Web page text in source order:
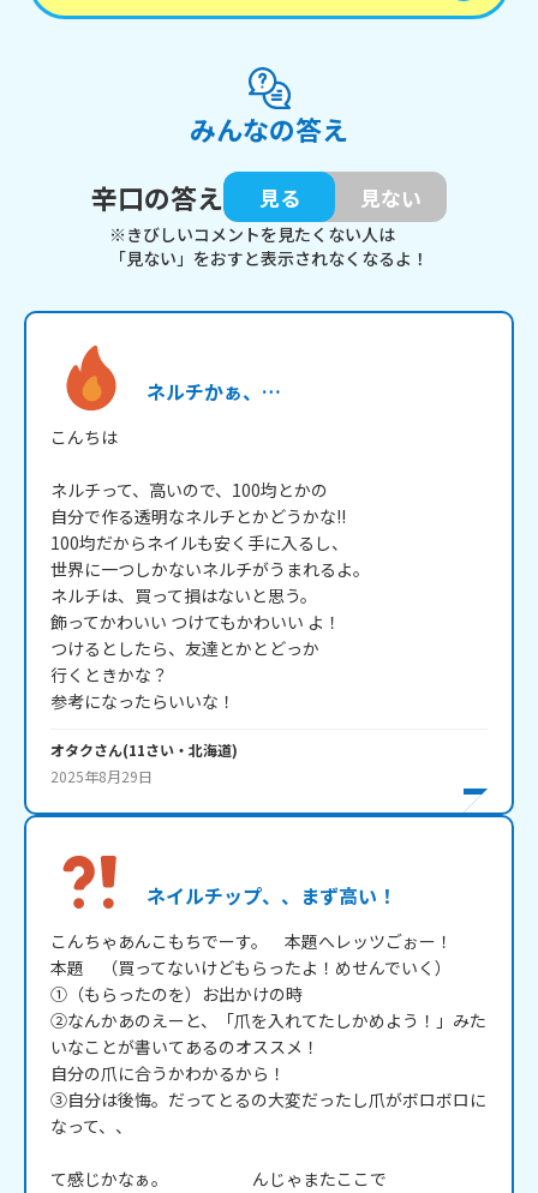
みんなの答え
辛口の答え
見る 見ない
※きびしいコメントを見たくない人は
「見ない」をおすと表示されなくなるよ！
ネルチかぁ、…
こんちは
ネルチって、高いので、100均とかの
自分で作る透明なネルチとかどうかな!!
100均だからネイルも安く手に入るし、
世界に一つしかないネルチがうまれるよ。
ネルチは、買って損はないと思う。
飾ってかわいい つけてもかわいい よ！
つけるとしたら、友達とかとどっか
行くときかな？
オタクさん(11さい・ 北海道)
2025年8月29日
ネイルチップ、、まず高い！
こんちゃあんこもちでーす。　本題へレッツごぉー！
本題　（買ってないけどもらったよ！めせんでいく）
①（もらったのを）お出かけの時
②なんかあのえーと、「爪を入れてたしかめよう！」みた
いなことが書いてあるのオススメ！
自分の爪に合うかわかるから！
③自分は後悔。だってとるの大変だったし爪がボロボロに
なって、、
て感じかなぁ。　　　　　んじゃまたここで